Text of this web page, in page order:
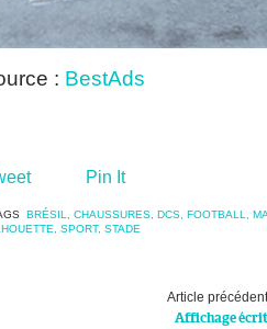
: BestAds
Pin It
BRÉSIL, CHAUSSURES, DCS, FOOTBALL,
, SPORT, STADE
Article précédent
Affichage écrit